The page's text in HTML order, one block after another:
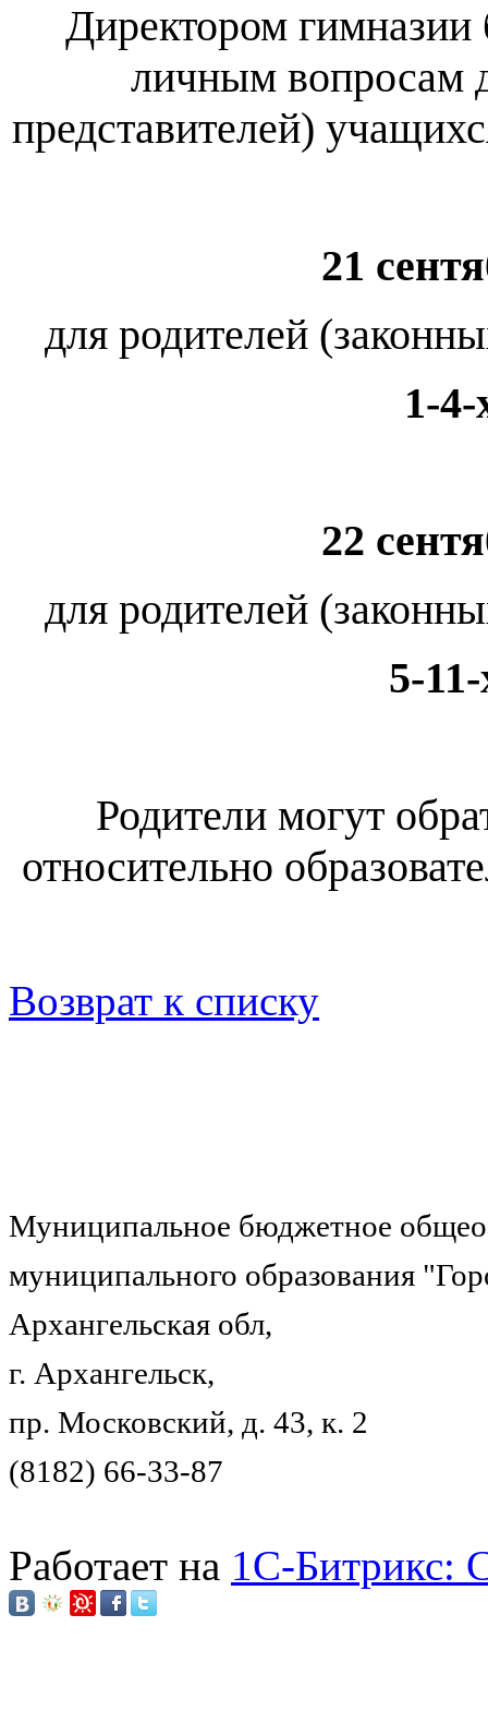
Директором гимназии
личным вопросам
представителей)
21
для родителей
1-4-
22
для родителей
5-
Родители могут
относительно
Возврат к списку
Муниципальное бюджетное
муниципального образования
Архангельская обл,
г. Архангельск,
пр. Московский, д. 43, к. 2
(8182) 66-33-87
Работает на 1C-Битрикс: